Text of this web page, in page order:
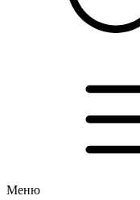
Меню